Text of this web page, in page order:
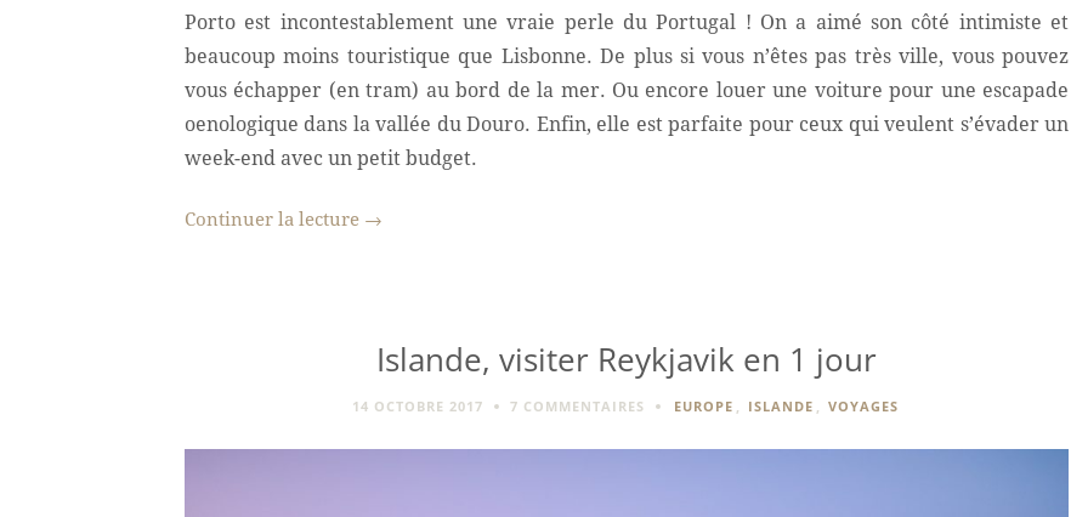
Porto est incontestablement une vraie perle du Portugal ! On a aimé son côté intimiste et
beaucoup moins touristique que Lisbonne. De plus si vous n’êtes pas très ville, vous pouvez
vous échapper (en tram) au bord de la mer. Ou encore louer une voiture pour une escapade
oenologique dans la vallée du Douro. Enfin, elle est parfaite pour ceux qui veulent s’évader un
week-end avec un petit budget.
Continuer la lecture →
Islande, visiter Reykjavik en 1 jour
14 OCTOBRE 2017 7 COMMENTAIRES EUROPE , ISLANDE , VOYAGES